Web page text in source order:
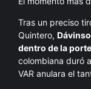
Tras un preciso
Quintero,
dentro de la
colombiana duró
VAR anulara el